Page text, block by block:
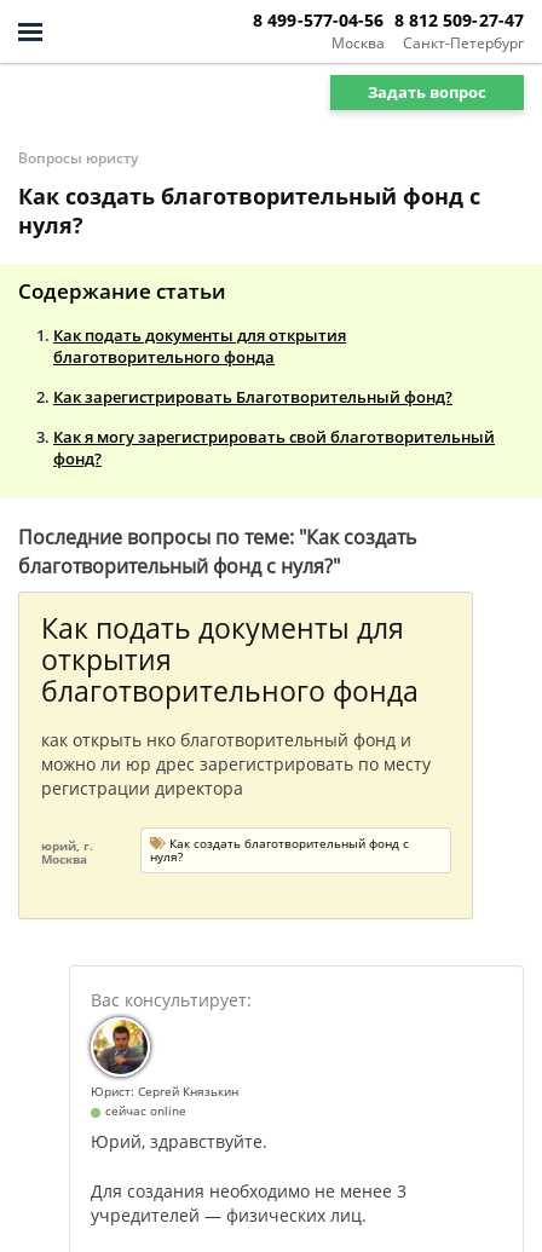
Москва
8 499-577-04-56
Санкт-Петербург
8 812 509-27-47
Задать вопрос
Вопросы юристу
Как создать благотворительный фонд с
нуля?
Содержание статьи
Как подать документы для открытия
благотворительного фонда
Как зарегистрировать Благотворительный фонд?
Как я могу зарегистрировать свой благотворительный
фонд?
Последние вопросы по теме: "Как создать
благотворительный фонд с нуля?"
Как подать документы для
открытия
благотворительного фонда
как открыть нко благотворительный фонд и
можно ли юр дрес зарегистрировать по месту
регистрации директора
юрий, г.
Москва
Как создать благотворительный фонд с
нуля?
Юрист: Сергей Князькин
сейчас online
Юрий, здравствуйте.
Для создания необходимо не менее 3
учредителей — физических лиц.